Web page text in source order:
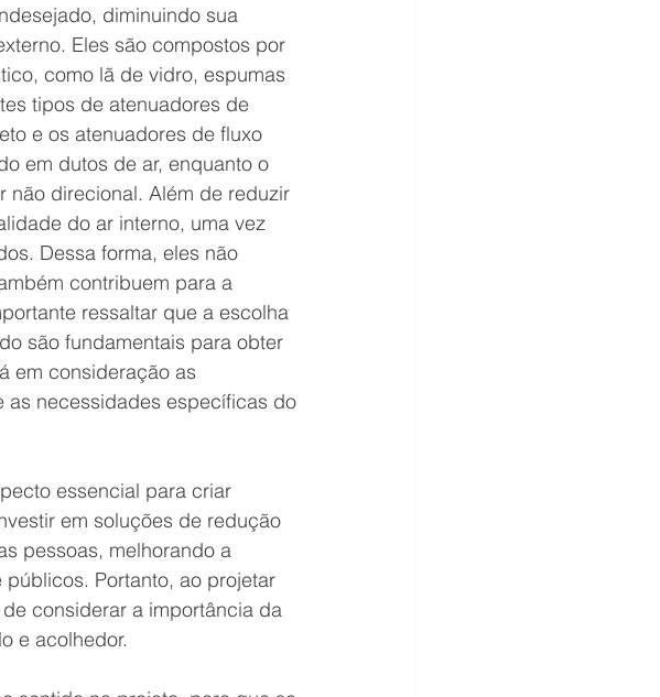
diminuindo sua
Eles são compostos por
como lã de vidro, espumas
tipos de atenuadores de
e os atenuadores de fluxo
em dutos de ar, enquanto o
não direcional. Além de reduzir
do ar interno, uma vez
Dessa forma, eles não
contribuem para a
ressaltar que a escolha
são fundamentais para obter
em consideração as
as necessidades específicas do
essencial para criar
em soluções de redução
pessoas, melhorando a
Portanto, ao projetar
considerar a importância da
e acolhedor.